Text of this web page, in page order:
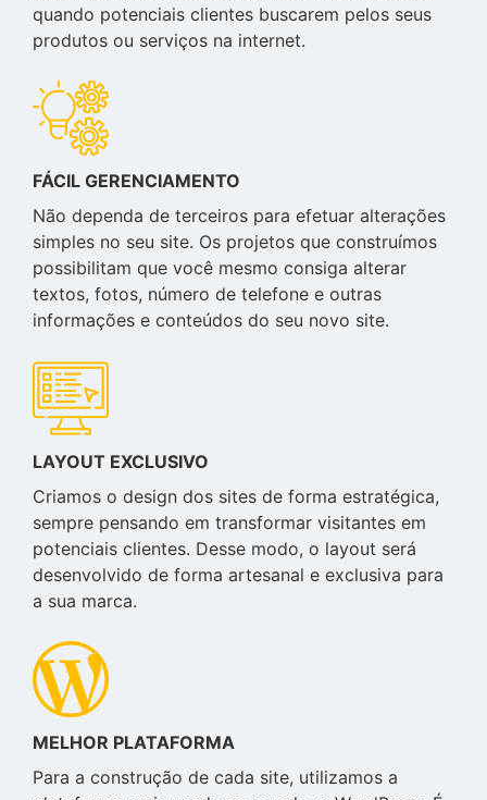
quando potenciais clientes buscarem pelos seus
produtos ou serviços na internet.
FÁCIL GERENCIAMENTO
Não dependa de terceiros para efetuar alterações
simples no seu site. Os projetos que construímos
possibilitam que você mesmo consiga alterar
textos, fotos, número de telefone e outras
informações e conteúdos do seu novo site.
LAYOUT EXCLUSIVO
Criamos o design dos sites de forma estratégica,
sempre pensando em transformar visitantes em
potenciais clientes. Desse modo, o layout será
desenvolvido de forma artesanal e exclusiva para
a sua marca.
MELHOR PLATAFORMA
Para a construção de cada site, utilizamos a